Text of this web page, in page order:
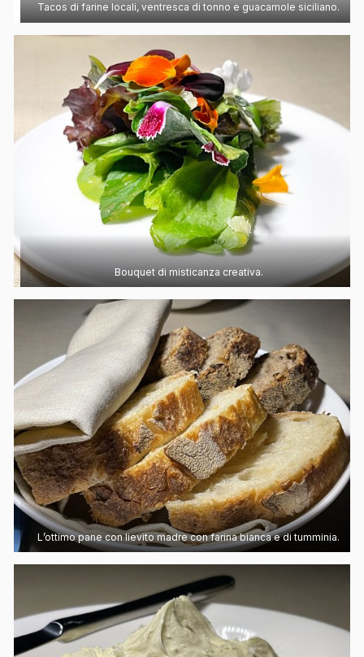
Tacos di farine locali, ventresca di tonno e guacamole siciliano.
Bouquet di misticanza creativa.
L’ottimo pane con lievito madre con farina bianca e di tumminia.